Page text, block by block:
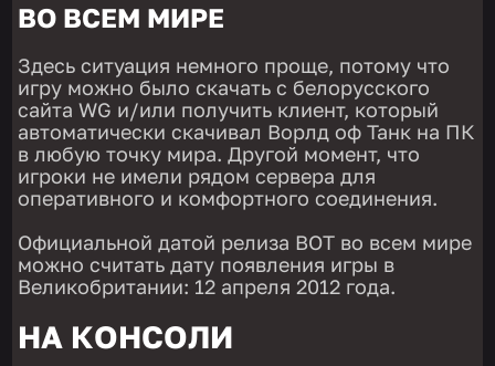
ВО ВСЕМ МИРЕ
Здесь ситуация немного проще, потому что
игру можно было скачать с белорусского
сайта WG и/или получить клиент, который
автоматически скачивал Ворлд оф Танк на ПК
в любую точку мира. Другой момент, что
игроки не имели рядом сервера для
оперативного и комфортного соединения.
Официальной датой релиза ВОТ во всем мире
можно считать дату появления игры в
Великобритании: 12 апреля 2012 года.
НА КОНСОЛИ